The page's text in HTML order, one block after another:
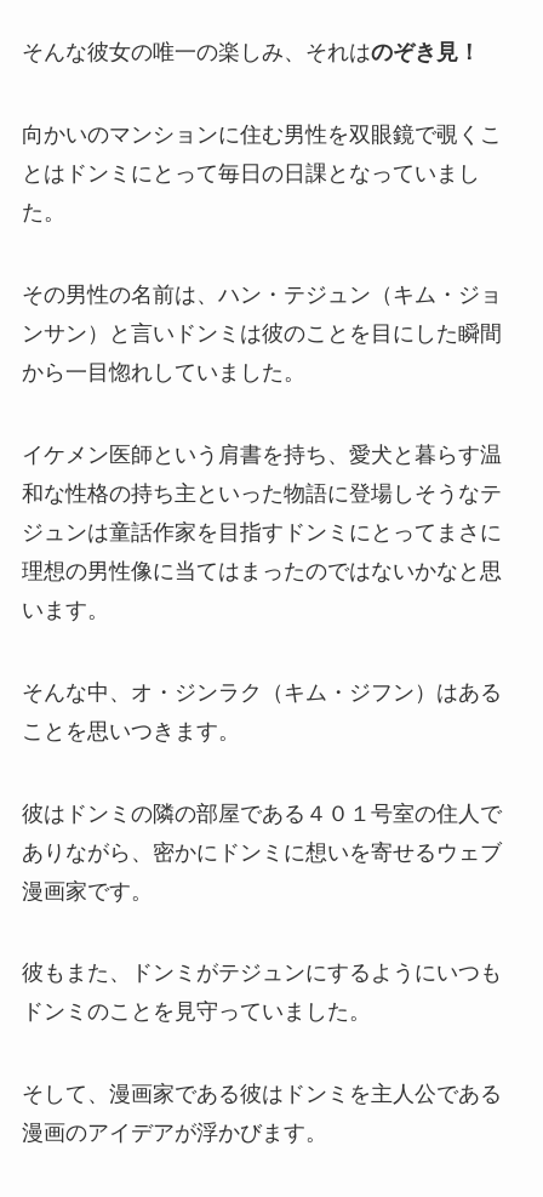
そんな彼女の唯一の楽しみ、それはのぞき見！
向かいのマンションに住む男性を双眼鏡で覗くこ
とはドンミにとって毎日の日課となっていまし
た。
その男性の名前は、ハン・テジュン（キム・ジョ
ンサン）と言いドンミは彼のことを目にした瞬間
から一目惚れしていました。
イケメン医師という肩書を持ち、愛犬と暮らす温
和な性格の持ち主といった物語に登場しそうなテ
ジュンは童話作家を目指すドンミにとってまさに
理想の男性像に当てはまったのではないかなと思
います。
そんな中、オ・ジンラク（キム・ジフン）はある
ことを思いつきます。
彼はドンミの隣の部屋である４０１号室の住人で
ありながら、密かにドンミに想いを寄せるウェブ
漫画家です。
彼もまた、ドンミがテジュンにするようにいつも
ドンミのことを見守っていました。
そして、漫画家である彼はドンミを主人公である
漫画のアイデアが浮かびます。